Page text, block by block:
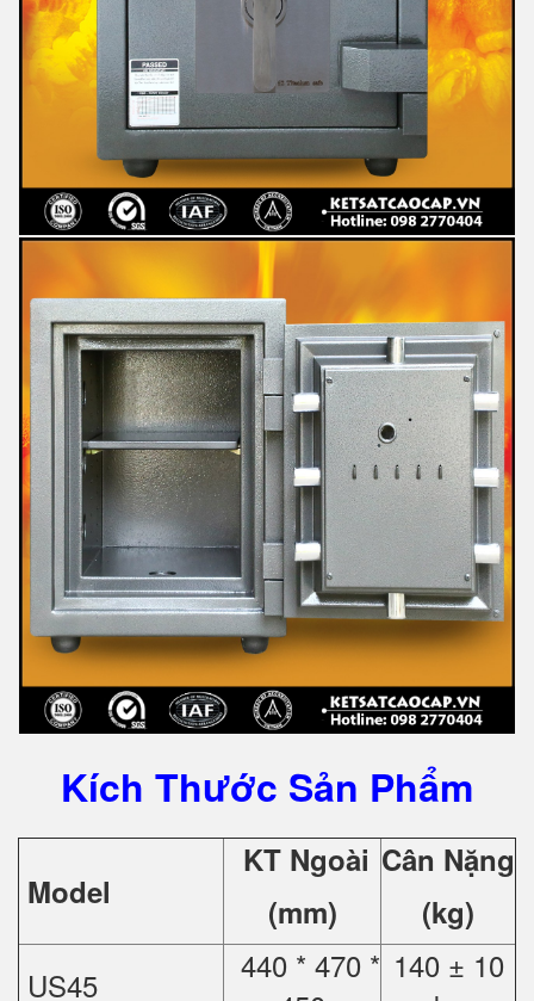
Kích Thước Sản Phẩm
Model
KT Ngoài
(mm)
Cân Nặng
(kg)
US45
440 * 470 * 140 ± 10